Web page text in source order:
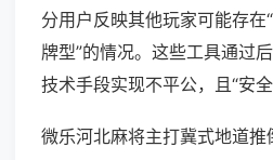
分用户反映其他玩家可能存在
牌型”的情况。这些工具通过
技术手段实现不平公，且“安全
微乐河北麻将主打冀式地道